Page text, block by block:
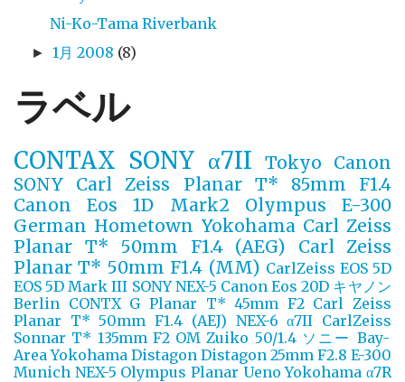
Ni-Ko-Tama Riverbank
►1月 2008 (8)
ラベル
CONTAX SONY α7II Tokyo
Canon
SONY
Carl Zeiss Planar T* 85mm F1.4
Canon Eos 1D Mark2
Olympus E-300
German Hometown Yokohama Carl Zeiss
Planar T* 50mm F1.4 (AEG)
Carl Zeiss
Planar T* 50mm F1.4 (MM) CarlZeiss EOS 5D
EOS 5D Mark III SONY NEX-5 Canon Eos 20D キヤノン
Berlin CONTX G Planar T* 45mm F2 Carl Zeiss
Planar T* 50mm F1.4 (AEJ) NEX-6 α7II CarlZeiss
Sonnar T* 135mm F2 OM Zuiko 50/1.4 ソニー Bay-
Area Yokohama Distagon Distagon 25mm F2.8 E-300
Munich NEX-5 Olympus Planar Ueno Yokohama α7R